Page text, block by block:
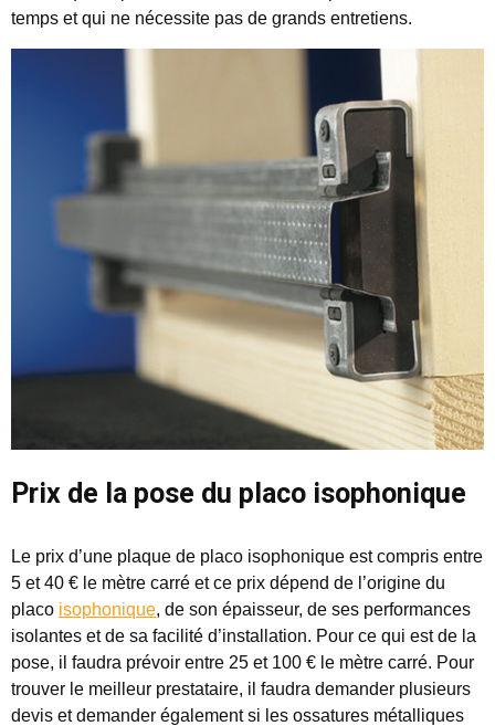
temps et qui ne nécessite pas de grands entretiens.
Prix de la pose du placo isophonique
Le prix d’une plaque de placo isophonique est compris entre
5 et 40 € le mètre carré et ce prix dépend de l’origine du
placo isophonique, de son épaisseur, de ses performances
isolantes et de sa facilité d’installation. Pour ce qui est de la
pose, il faudra prévoir entre 25 et 100 € le mètre carré. Pour
trouver le meilleur prestataire, il faudra demander plusieurs
devis et demander également si les ossatures métalliques